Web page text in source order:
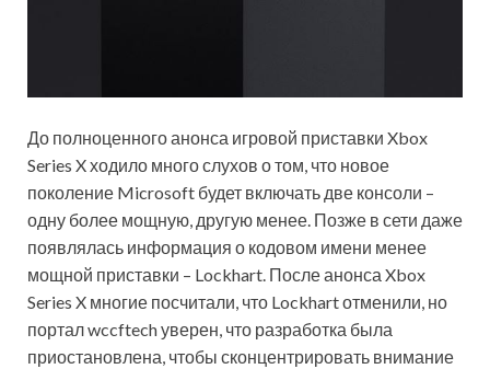
До полноценного анонса игровой приставки Xbox
Series X ходило много слухов о том, что новое
поколение Microsoft будет включать две консоли –
одну более мощную, другую менее. Позже в сети даже
появлялась информация о кодовом имени менее
мощной приставки – Lockhart. После анонса Xbox
Series X многие посчитали, что Lockhart отменили, но
портал wccftech уверен, что разработка была
приостановлена, чтобы сконцентрировать внимание